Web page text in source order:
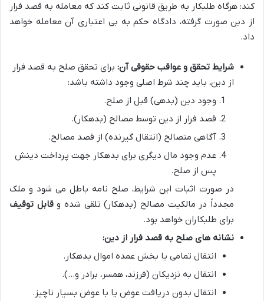
کند: هرگاه طلبکار به طریق قانونی ثابت کند که معامله به قصد فرار
از دین صورت گرفته، دادگاه حکم به بی اعتباری آن معامله خواهد
داد.
شرایط تحقق و عواقب حقوقی آن: برای تحقق صلح به قصد فرار
از دین، باید چند شرط اصلی وجود داشته باشد:
وجود دین (بدهی) قبل از صلح.
قصد فرار از دین توسط مصالح (بدهکار).
آگاهی متصالح (انتقال گیرنده) از قصد مصالح.
عدم وجود مال دیگری برای بدهکار جهت پرداخت دینش
پس از صلح.
در صورت اثبات این شرایط، صلح نامه باطل می شود و ملک
مجدداً در مالکیت مصالح (بدهکار) تلقی شده وقابل توقیف
برای طلبکاران خواهد بود.
نشانه های صلح به قصد فرار از دین:
انتقال تمامی یا بخش عمده اموال بدهکار.
انتقال به نزدیکان (فرزند، همسر، برادر و…).
انتقال بدون دریافت عوض یا با عوض بسیار ناچیز.